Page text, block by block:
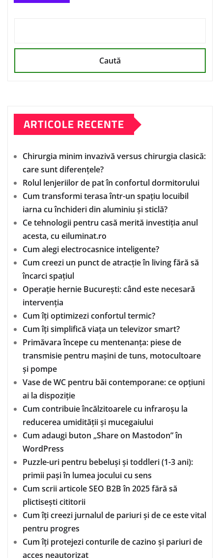
Caută
ARTICOLE RECENTE
Chirurgia minim invazivă versus chirurgia clasică:
care sunt diferențele?
Rolul lenjeriilor de pat în confortul dormitorului
Cum transformi terasa într-un spațiu locuibil
iarna cu închideri din aluminiu și sticlă?
Ce tehnologii pentru casă merită investiția anul
acesta, cu eiluminat.ro
Cum alegi electrocasnice inteligente?
Cum creezi un punct de atracție în living fără să
încarci spațiul
Operație hernie București: când este necesară
intervenția
Cum îți optimizezi confortul termic?
Cum îți simplifică viața un televizor smart?
Primăvara începe cu mentenanța: piese de
transmisie pentru mașini de tuns, motocultoare
și pompe
Vase de WC pentru băi contemporane: ce opțiuni
ai la dispoziție
Cum contribuie încălzitoarele cu infraroșu la
reducerea umidității și mucegaiului
Cum adaugi buton „Share on Mastodon” în
WordPress
Puzzle-uri pentru bebeluși și toddleri (1-3 ani):
primii pași în lumea jocului cu sens
Cum scrii articole SEO B2B în 2025 fără să
plictisești cititorii
Cum îți creezi jurnalul de pariuri și de ce este vital
pentru progres
Cum îți protejezi conturile de cazino și pariuri de
acces neautorizat